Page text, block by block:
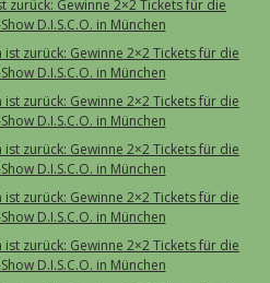
zurück: Gewinne 2×2 Tickets für die
D.I.S.C.O. in München
ist zurück: Gewinne 2×2 Tickets für die
D.I.S.C.O. in München
ist zurück: Gewinne 2×2 Tickets für die
D.I.S.C.O. in München
ist zurück: Gewinne 2×2 Tickets für die
D.I.S.C.O. in München
ist zurück: Gewinne 2×2 Tickets für die
D.I.S.C.O. in München
ist zurück: Gewinne 2×2 Tickets für die
D.I.S.C.O. in München